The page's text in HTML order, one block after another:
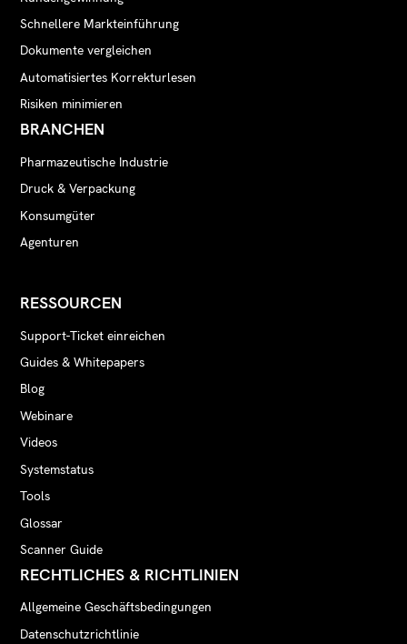
Schnellere Markteinführung
Dokumente vergleichen
Automatisiertes Korrekturlesen
Risiken minimieren
BRANCHEN
Pharmazeutische Industrie
Druck & Verpackung
Konsumgüter
Agenturen
RESSOURCEN
Support-Ticket einreichen
Guides & Whitepapers
Blog
Webinare
Videos
Systemstatus
Tools
Glossar
Scanner Guide
RECHTLICHES & RICHTLINIEN
Allgemeine Geschäftsbedingungen
Datenschutzrichtlinie